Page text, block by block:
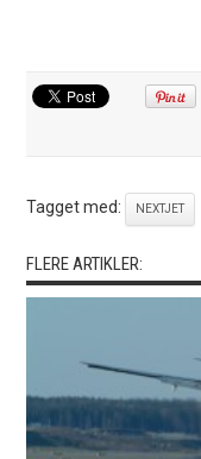
Tagget med: NEXTJET
FLERE ARTIKLER: